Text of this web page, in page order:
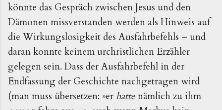
könnte das Gespräch zwischen Jesus und den
Dämonen missverstanden werden als Hinweis auf
die Wirkungslosigkeit des Ausfahrbefehls – und
daran konnte keinem urchristlichen Erzähler
gelegen sein. Dass der Ausfahrbefehl in der
Endfassung der Geschichte nachgetragen wird
(man muss übersetzen: »erhattenämlich zu ihm